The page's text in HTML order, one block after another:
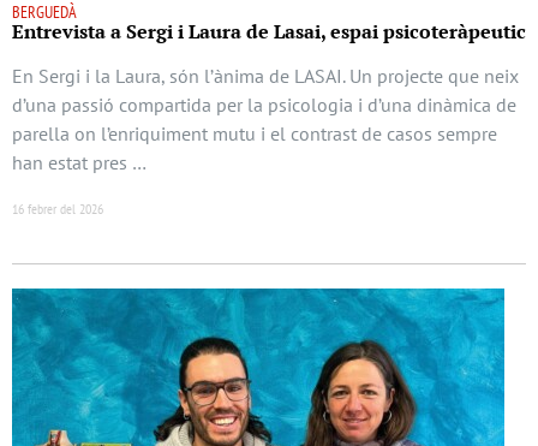
BERGUEDÀ
Entrevista a Sergi i Laura de Lasai, espai psicoteràpeutic
En Sergi i la Laura, són l’ànima de LASAI. Un projecte que neix
d’una passió compartida per la psicologia i d’una dinàmica de
parella on l’enriquiment mutu i el contrast de casos sempre
han estat pres …
16 febrer del 2026